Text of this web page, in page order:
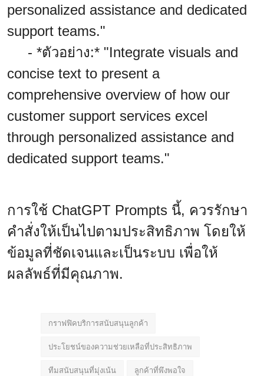
personalized assistance and dedicated
support teams."
- *ตัวอย่าง:* "Integrate visuals and
concise text to present a
comprehensive overview of how our
customer support services excel
through personalized assistance and
dedicated support teams."
การใช้ ChatGPT Prompts นี้, ควรรักษา
คำสั่งให้เป็นไปตามประสิทธิภาพ โดยให้
ข้อมูลที่ชัดเจนและเป็นระบบ เพื่อให้
ผลลัพธ์ที่มีคุณภาพ.
กราฟฟิคบริการสนับสนุนลูกค้า
ประโยชน์ของความช่วยเหลือที่ประสิทธิภาพ
ทีมสนับสนุนที่มุ่งเน้น ลูกค้าที่พึงพอใจ